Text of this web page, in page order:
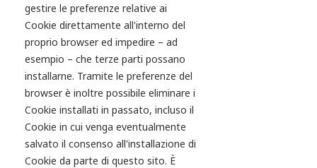
gestire le preferenze relative ai
Cookie direttamente all'interno del
proprio browser ed impedire – ad
esempio – che terze parti possano
installarne. Tramite le preferenze del
browser è inoltre possibile eliminare i
Cookie installati in passato, incluso il
Cookie in cui venga eventualmente
salvato il consenso all'installazione di
Cookie da parte di questo sito. È